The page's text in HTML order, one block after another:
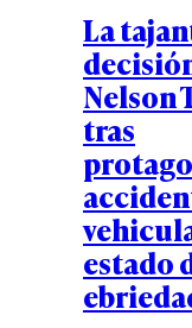
La
Nelson
tras
estado